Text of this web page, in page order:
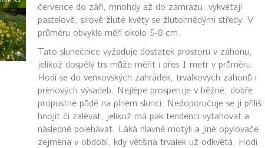
července do září, mnohdy až do zámrazu, vykvétají
pastelově, sírově žluté květy se žlutohnědými středy. V
průměru obvykle měří okolo 5-8 cm.
Tato slunečnice vyžaduje dostatek prostoru v záhonu,
jelikož dospělý trs může měřit i přes 1 metr v průměru.
Hodí se do venkovských zahrádek, trvalkových záhonů i
prériových výsadeb. Nejlépe prosperuje v běžné, dobře
propustné půdě na plném slunci. Nedoporučuje se ji příliš
hnojit či zalévat, jelikož má pak tendenci vytahovat a
následně polehávat. Láká hlavně motýli a jiné opylovače,
zejména v období, kdy většina trvalek už odkvétá. Hodí